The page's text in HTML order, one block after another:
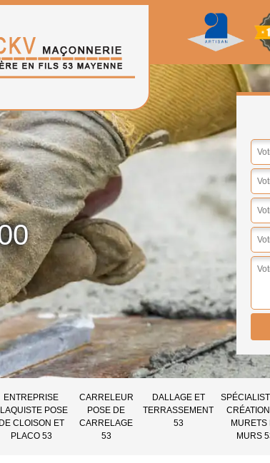
ENTREPRISE
POSE
DE CLOISON ET
PLACO 53
CARRELEUR
POSE DE
CARRELAGE
53
DALLAGE ET
TERRASSEMENT
53
MURETS
MURS